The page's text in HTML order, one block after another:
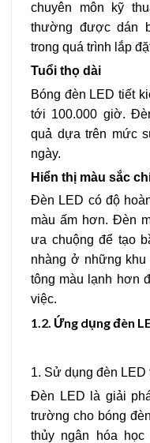
chuyên môn kỹ
thường được dán
trong quá trình lắp
Tuổi thọ dài
Bóng đèn LED tiết
tới 100.000 giờ.
quả dựa trên mức
ngày.
Hiển thị màu sắc
Đèn LED có độ
màu ấm hơn. Đèn
ưa chuộng để tạo
nhàng ở những
tông màu lạnh hơn
việc.
1.2. Ứng dụng đèn
1. Sử dụng đèn LED
Đèn LED là giải
trường cho bóng
thủy ngân hóa học